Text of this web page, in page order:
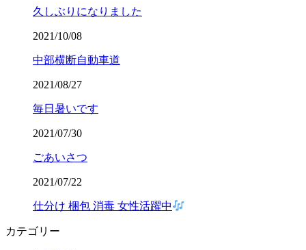
久しぶりになりました
2021/10/08
中部横断自動車道
2021/08/27
毎日暑いです
2021/07/30
ごあいさつ
2021/07/22
仕分け 梱包 消毒 女性活躍中
カテゴリー